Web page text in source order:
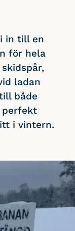
in till en
för hela
ladan
både
perfekt
i vintern.